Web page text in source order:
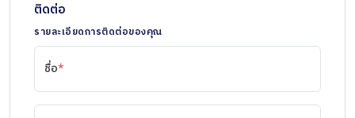
ติดต่อ
รายละเอียดการติดต่อของคุณ
ชื่อ*